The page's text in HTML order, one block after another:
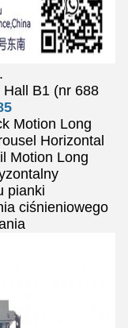
B1 (nr 688
Motion Long
Horizontal
Motion Long
pianki
ciśnieniowego